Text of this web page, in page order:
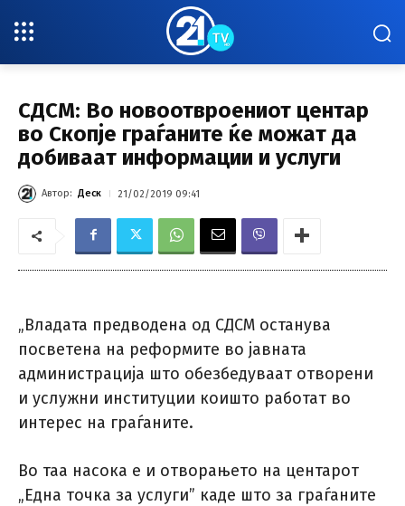
СДСМ: Во новоотвроениот центар
во Скопје граѓаните ќе можат да
добиваат информации и услуги
Автор: Деск 21/02/2019 09:41
„Владата предводена од СДСМ останува
посветена на реформите во јавната
администрација што обезбедуваат отворени
и услужни институции коишто работат во
интерес на граѓаните.
Во таа насока е и отворањето на центарот
„Една точка за услуги” каде што за граѓаните